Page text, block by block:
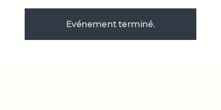
Evénement terminé.